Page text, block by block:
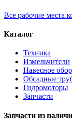
Все рабочие места
Каталог
Техника
Измельчители
Навесное
Обсадные
Гидромоторы
Запчасти
Запчасти из